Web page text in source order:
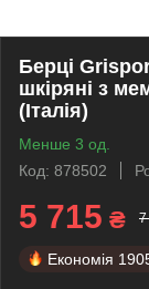
Берці
шкіряні з
(Італія)
Менше 3 од.
Код: 878502
5 715 ₴ 7
Економія